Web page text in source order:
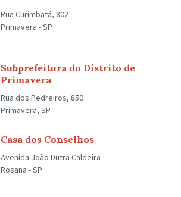
Rua Curimbatá, 802
Primavera - SP
Subprefeitura do Distrito de
Primavera
Rua dos Pedreiros, 850
Primavera, SP
Casa dos Conselhos
Avenida João Dutra Caldeira
Rosana - SP